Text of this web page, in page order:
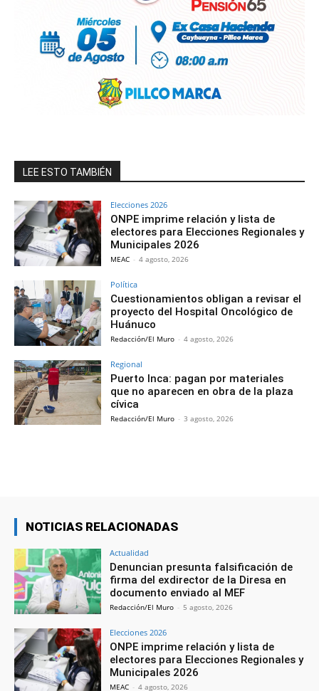
LEE ESTO TAMBIÉN
Elecciones 2026
ONPE imprime relación y lista de
electores para Elecciones Regionales y
Municipales 2026
MEAC - 4 agosto, 2026
Política
Cuestionamientos obligan a revisar el
proyecto del Hospital Oncológico de
Huánuco
Redacción/El Muro - 4 agosto, 2026
Regional
Puerto Inca: pagan por materiales
que no aparecen en obra de la plaza
cívica
Redacción/El Muro - 3 agosto, 2026
NOTICIAS RELACIONADAS
Actualidad
Denuncian presunta falsificación de
firma del exdirector de la Diresa en
documento enviado al MEF
Redacción/El Muro - 5 agosto, 2026
Elecciones 2026
ONPE imprime relación y lista de
electores para Elecciones Regionales y
Municipales 2026
MEAC - 4 agosto, 2026